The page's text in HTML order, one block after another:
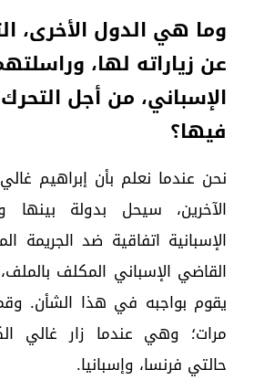
وما هي الدول الأخرى،
عن زياراته لها،
الإسباني، من أجل
فيها؟
نحن عندما نعلم بأن إبراهيم
الآخرين، سيحل بدولة بينها
الإسبانية اتفاقية ضد الجريمة
القاضي الإسباني المكلف
يقوم بواجبه في هذا الشأن.
مرات؛ وهي عندما زار غالي
حالتي فرنسا، وإسبانيا.